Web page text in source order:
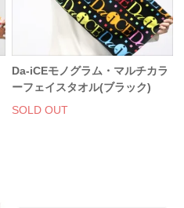
Da-iCEモノグラム・マルチカラ
ーフェイスタオル(ブラック)
SOLD OUT